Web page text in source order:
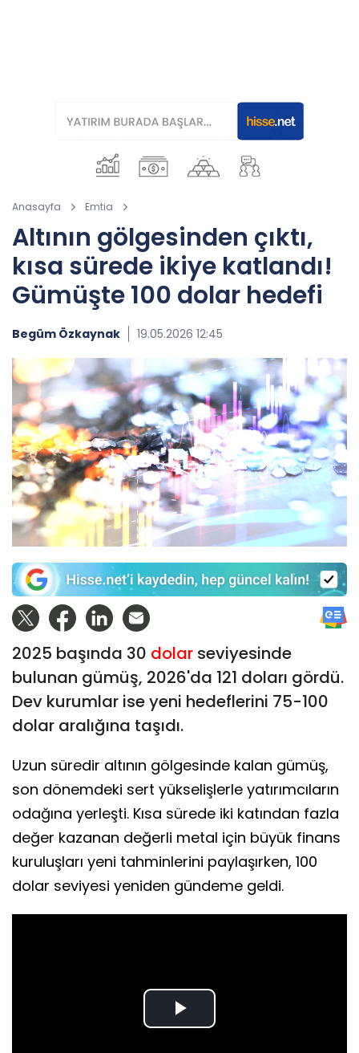
Anasayfa Emtia
Altının gölgesinden çıktı,
kısa sürede ikiye katlandı!
Gümüşte 100 dolar hedefi
Begüm Özkaynak 19.05.2026 12:45
2025 başında 30 dolar seviyesinde
bulunan gümüş, 2026'da 121 doları gördü.
Dev kurumlar ise yeni hedeflerini 75-100
dolar aralığına taşıdı.
Uzun süredir altının gölgesinde kalan gümüş,
son dönemdeki sert yükselişlerle yatırımcıların
odağına yerleşti. Kısa sürede iki katından fazla
değer kazanan değerli metal için büyük finans
kuruluşları yeni tahminlerini paylaşırken, 100
dolar seviyesi yeniden gündeme geldi.
Play